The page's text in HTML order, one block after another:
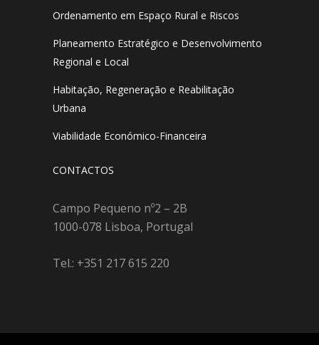
Ordenamento em Espaço Rural e Riscos
Planeamento Estratégico e Desenvolvimento
Regional e Local
Habitação, Regeneração e Reabilitação
Urbana
Viabilidade Económico-Financeira
CONTACTOS
Campo Pequeno nº2 – 2B
1000-078 Lisboa, Portugal
Tel.: +351 217 615 220